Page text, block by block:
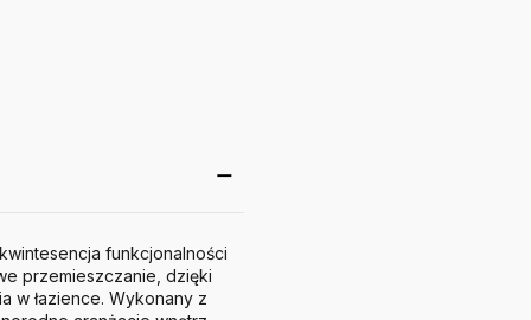
funkcjonalności
przemieszczanie, dzięki
w łazience. Wykonany z